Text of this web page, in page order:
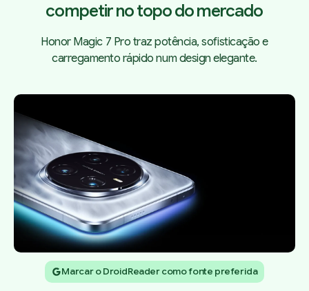
competir no topo do mercado
Honor Magic 7 Pro traz potência, sofisticação e
carregamento rápido num design elegante.
Marcar o DroidReader como fonte preferida